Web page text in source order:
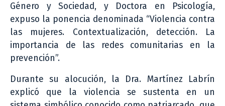
Género y Sociedad, y Doctora en Psicología,
expuso la ponencia denominada “Violencia contra
las mujeres. Contextualización, detección. La
importancia de las redes comunitarias en la
prevención”.
Durante su alocución, la Dra. Martínez Labrín
explicó que la violencia se sustenta en un